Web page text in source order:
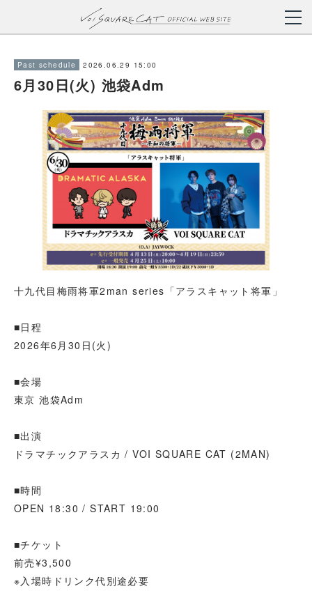
Past schedule 2026.06.29 15:00
6月30日(火) 池袋Adm
十九代目梅雨将軍2man series「アラスキャット将軍」
■日程
2026年6月30日(火)
■会場
東京 池袋Adm
■出演
ドラマチックアラスカ / VOI SQUARE CAT (2MAN)
■時間
OPEN 18:30 / START 19:00
■チケット
前売¥3,500
※入場時ドリンク代別途必要